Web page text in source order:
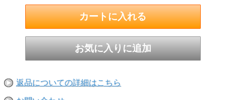
返品についての詳細はこちら